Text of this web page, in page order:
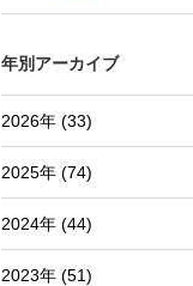
年別アーカイブ
2026年 (33)
2025年 (74)
2024年 (44)
2023年 (51)